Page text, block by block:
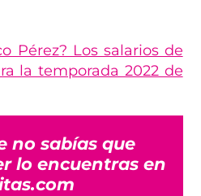
Pérez? Los salarios de
la temporada 2022 de
no sabías que
lo encuentras en